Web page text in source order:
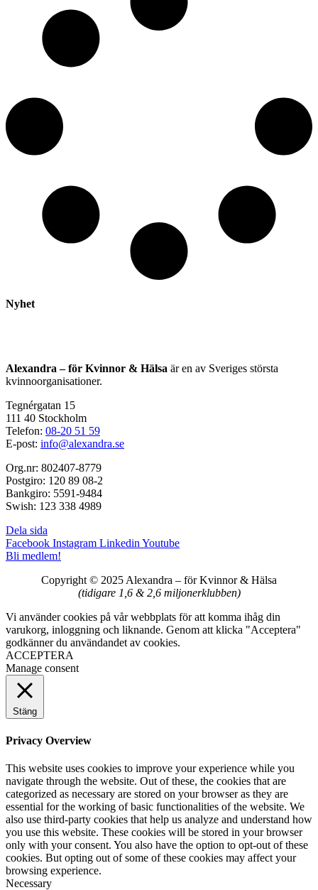
Nyhet
Alexandra – för Kvinnor & Hälsa är en av Sveriges största
kvinnoorganisationer.
Tegnérgatan 15
111 40 Stockholm
Telefon: 08-20 51 59
E-post: info@alexandra.se
Org.nr: 802407-8779
Postgiro: 120 89 08-2
Bankgiro: 5591-9484
Swish: 123 338 4989
Dela sida
Facebook Instagram LinkedinYoutube
Bli medlem!
Copyright © 2025 Alexandra – för Kvinnor & Hälsa
(tidigare 1,6 & 2,6 miljonerklubben)
Vi använder cookies på vår webbplats för att komma ihåg din
varukorg, inloggning och liknande. Genom att klicka "Acceptera"
godkänner du användandet av cookies.
ACCEPTERA
Manage consent
Stäng
Privacy Overview
This website uses cookies to improve your experience while you
navigate through the website. Out of these, the cookies that are
categorized as necessary are stored on your browser as they are
essential for the working of basic functionalities of the website. We
also use third-party cookies that help us analyze and understand how
you use this website. These cookies will be stored in your browser
only with your consent. You also have the option to opt-out of these
cookies. But opting out of some of these cookies may affect your
browsing experience.
Necessary